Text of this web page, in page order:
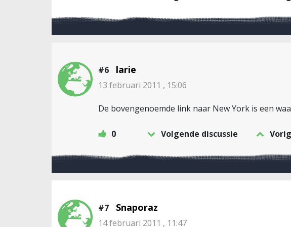
#6 larie
13 februari 2011 , 15:06
De bovengenoemde link naar New York is een
0 Volgende discussie
#7 Snaporaz
14 februari 2011 , 11:47